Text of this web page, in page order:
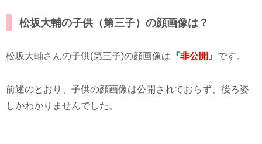
松坂大輔の子供（第三子）の顔画像は？
松坂大輔さんの子供(第三子)の顔画像は 『非公開 』 です。
前述のとおり、子供の顔画像は公開されておらず、後ろ姿
しかわかりませんでした。